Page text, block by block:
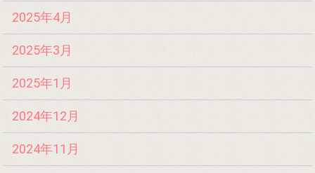
2025年4月
2025年3月
2025年1月
2024年12月
2024年11月